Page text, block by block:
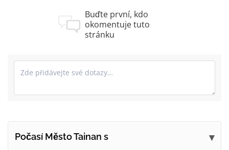
Buďte první, kdo
okomentuje tuto
stránku
Počasí Město Tainan s